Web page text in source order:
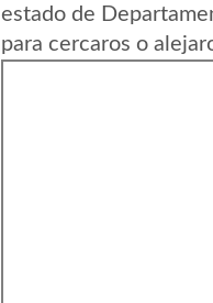
estado de
para cercaros o